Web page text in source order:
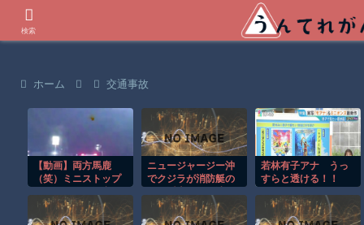
ホーム 交通事故
【動画】両方馬鹿
（笑）ミニストップ
たドラレコが（ノ
∇`）
ニュージャージー沖
でクジラが消防艇の
衝撃映像！！
若林有子アナ うっ
すらと透ける！！
検索